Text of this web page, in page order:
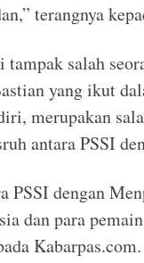
terangnya
salah
yang ikut
merupakan
antara PSSI
PSSI dengan
dan para
Kabarpas.com.